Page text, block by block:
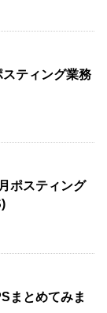
スティング業務
ポスティング
まとめてみま